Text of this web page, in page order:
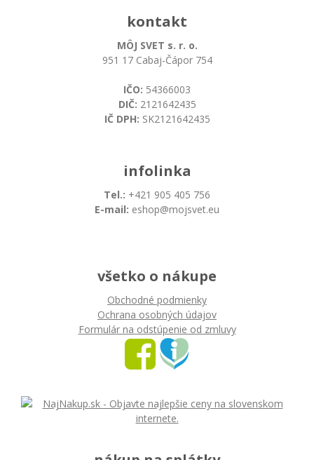
kontakt
MÔJ SVET s. r. o.
951 17 Cabaj-Čápor 754
IČO: 54366003
DIČ: 2121642435
IČ DPH: SK2121642435
infolinka
Tel.: +421 905 405 756
E-mail: eshop@mojsvet.eu
všetko o nákupe
Obchodné podmienky
Ochrana osobných údajov
Formulár na odstúpenie od zmluvy